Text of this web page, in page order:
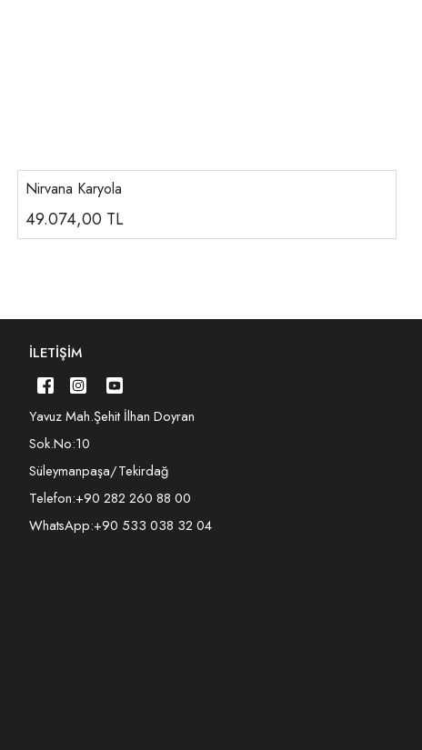
Nirvana Karyola
49.074,00 TL
İLETIŞIM
Yavuz Mah.Şehit İlhan Doyran
Sok.No:10
Süleymanpaşa/Tekirdağ
Telefon:+90 282 260 88 00
WhatsApp:+90 533 038 32 04